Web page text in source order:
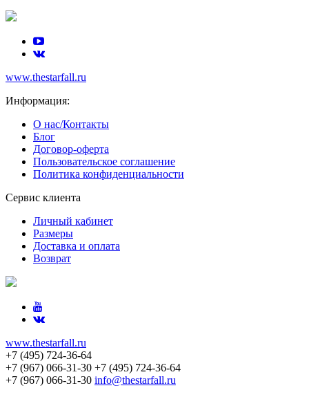
www.thestarfall.ru
Информация:
О нас/Контакты
Блог
Договор-оферта
Пользовательское соглашение
Политика конфиденциальности
Сервис клиента
Личный кабинет
Размеры
Доставка и оплата
Возврат
www.thestarfall.ru
+7 (495) 724-36-64
+7 (967) 066-31-30 +7 (495) 724-36-64
+7 (967) 066-31-30 info@thestarfall.ru